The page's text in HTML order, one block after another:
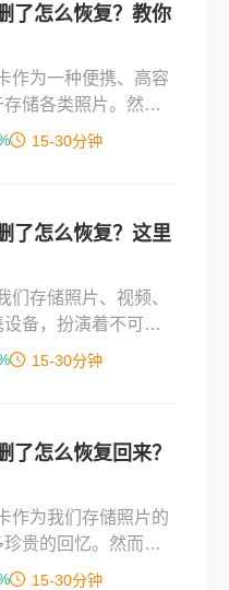
了怎么恢复？教你
作为一种便携、高容
储各类照片。然
，我们可能会不小
15-30分钟
了怎么恢复？这里
存储照片、视频、
备，扮演着不可或
能会不小心删除SD
文将为您提供一份
误删的SD卡文件。
15-30分钟
了怎么恢复回来？
作为我们存储照片的
贵的回忆。然而，
可能会不小心删除
15-30分钟